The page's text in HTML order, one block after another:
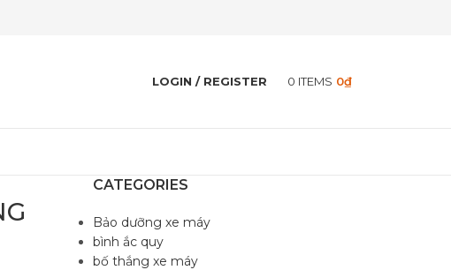
LOGIN / REGISTER 0 ITEMS 0₫
CATEGORIES
Bảo dưỡng xe máy
bình ắc quy
bố thắng xe máy